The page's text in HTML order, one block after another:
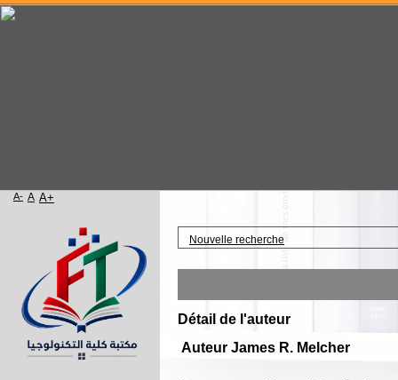
Nouvelle recherche
Détail de l'auteur
Auteur James R. Melcher
Accueil
A- A A+